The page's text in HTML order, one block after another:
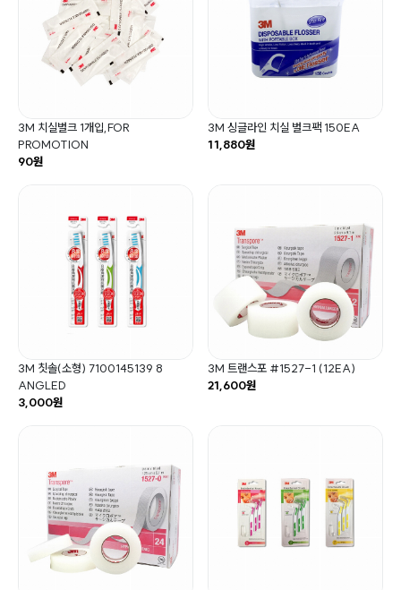
3M 치실벌크 1개입,FOR
PROMOTION
90원
3M 싱글라인 치실 벌크팩 150EA
11,880원
3M 칫솔(소형) 7100145139 8
ANGLED
3,000원
3M 트랜스포 #1527-1 (12EA)
21,600원